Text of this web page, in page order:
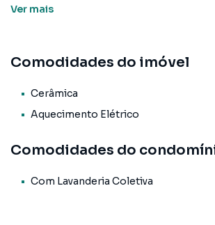
A kitnet conta com piso em cerâmica e
facilitando as tarefas domésticas. O
moradia funcional e bem localizada.
tranquilidade e segurança, oferecendo
acesso a serviços essenciais, como
Ver mais
Comodidades do imóvel
Cerâmica
Aquecimento Elétrico
Comodidades do
Com Lavanderia Coletiva